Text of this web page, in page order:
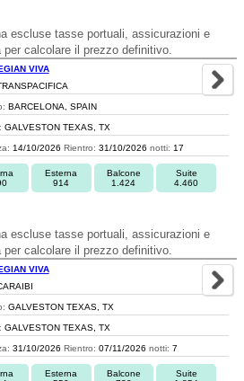
escluse tasse portuali, assicurazioni e
calcolare il prezzo definitivo.
VIVA
BARCELONA, SPAIN
GALVESTON TEXAS, TX
14/10/2026 Rientro: 31/10/2026 notti: 17
Esterna
914
Balcone
1.424
Suite
4.460
escluse tasse portuali, assicurazioni e
calcolare il prezzo definitivo.
VIVA
GALVESTON TEXAS, TX
GALVESTON TEXAS, TX
31/10/2026 Rientro: 07/11/2026 notti: 7
Esterna
Balcone
Suite